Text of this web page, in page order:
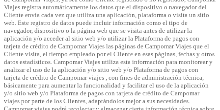
Viajes registra automáticamente los datos que el dispositivo o navegador del
Cliente envía cada vez que utiliza una aplicación, plataforma o visita un sitio
web. Este registro de datos puede incluir información como el tipo de
navegador, dispositivo o la página web que se visita antes de utilizar la
aplicación y/o acceder al sitio web y/o utilizar la Plataforma de pagos con
tarjeta de crédito de Campomar Viajes las páginas de Campomar Viajes que el
Cliente visita, el tiempo empleado por el Cliente en esas páginas, fechas y otros
datos estadísticos. Campomar Viajes utiliza esta información para monitorear y
analizar el uso de la aplicación y/o sitio web y/o Plataforma de pagos con
tarjeta de crédito de Campomar viajes , con fines de administración técnica,
básicamente para aumentar la funcionalidad y facilitar el uso de la aplicación
y/o sitio web y/o Plataforma de pagos con tarjeta de crédito de Campomar
viajes por parte de los Clientes, adaptándolos mejor a sus necesidades.